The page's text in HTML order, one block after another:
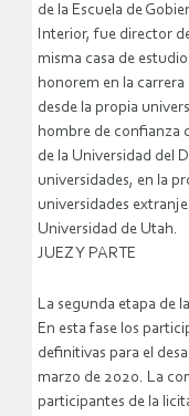
de la Escuela de
Interior, fue director
misma casa de
honorem en la
desde la propia
hombre de confianza
de la Universidad del
universidades, en la
universidades
Universidad de Utah.
JUEZ Y PARTE
La segunda etapa de
En esta fase los
definitivas para el
marzo de 2020. La
participantes de la